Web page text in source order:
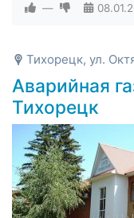
—
Тихорецк, ул.
Аварийная
Тихорецк